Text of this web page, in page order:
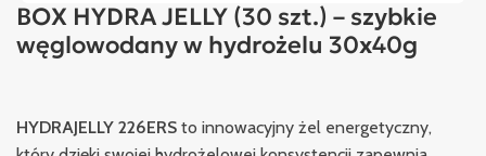
BOX HYDRA JELLY (30 szt.) – szybkie
węglowodany w hydrożelu 30x40g
HYDRAJELLY 226ERS to innowacyjny żel energetyczny,